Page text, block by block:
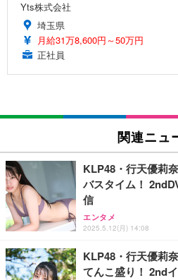
Yts株式会社
埼玉県
月給31万8,600円～50万円
正社員
関連ニュ
KLP48・行天優莉
バスタイム！
信
エンタメ
2025.5.12(月) 14:08
KLP48・行天優莉
てんこ盛り！ 2nd